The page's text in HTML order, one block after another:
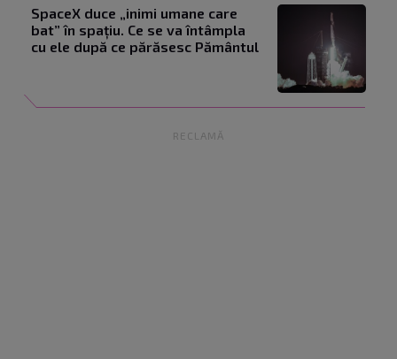
SpaceX duce „inimi umane care
bat” în spațiu. Ce se va întâmpla
cu ele după ce părăsesc Pământul
RECLAMĂ